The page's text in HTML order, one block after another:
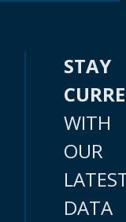
STAY
WITH
OUR
DATA